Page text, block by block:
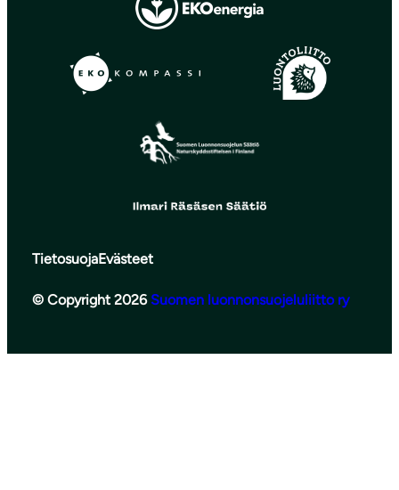
TietosuojaEvästeet
© Copyright 2026 Suomen luonnonsuojeluliitto ry